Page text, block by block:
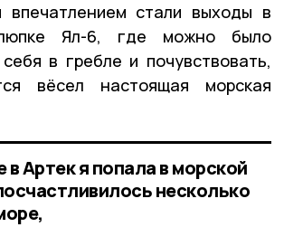
впечатлением стали выходы в
Ял-6, где можно было
в гребле и почувствовать,
вёсел настоящая морская
в Артек я попала в морской
несколько